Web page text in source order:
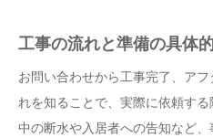
工事の流れと準備の具体
お問い合わせから工事完了、ア
れを知ることで、実際に依頼す
中の断水や入居者への告知など